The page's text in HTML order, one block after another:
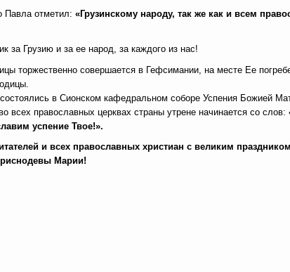
Павла отметил: «Грузинскому народу, так же как и всем
за Грузию и за ее народ, за каждого из нас!
торжественно совершается в Гефсимании, на месте Ее
в Сионском кафедральном соборе Успения Божией
всех православных церквах страны утрене начинается со слов:
успение Твое!».
и всех православных христиан с великим
Марии!